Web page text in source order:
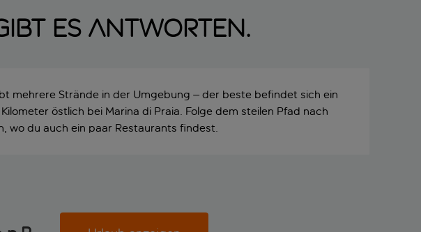
es Antworten.
mehrere Strände in der Umgebung – der beste befindet sich ein
östlich bei Marina di Praia. Folge dem steilen Pfad nach
wo du auch ein paar Restaurants findest.